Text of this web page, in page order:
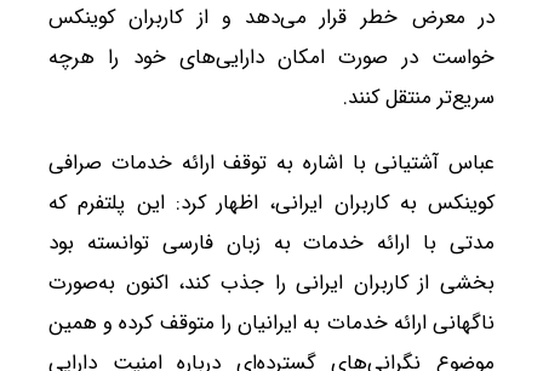
در معرض خطر قرار می‌دهد و از کاربران کوینکس
خواست در صورت امکان دارایی‌های خود را هرچه
سریع‌تر منتقل کنند.
عباس آشتیانی با اشاره به توقف ارائه خدمات صرافی
کوینکس به کاربران ایرانی، اظهار کرد: این پلتفرم که
مدتی با ارائه خدمات به زبان فارسی توانسته بود
بخشی از کاربران ایرانی را جذب کند، اکنون به‌صورت
ناگهانی ارائه خدمات به ایرانیان را متوقف کرده و همین
موضوع نگرانی‌های گسترده‌ای درباره امنیت دارایی